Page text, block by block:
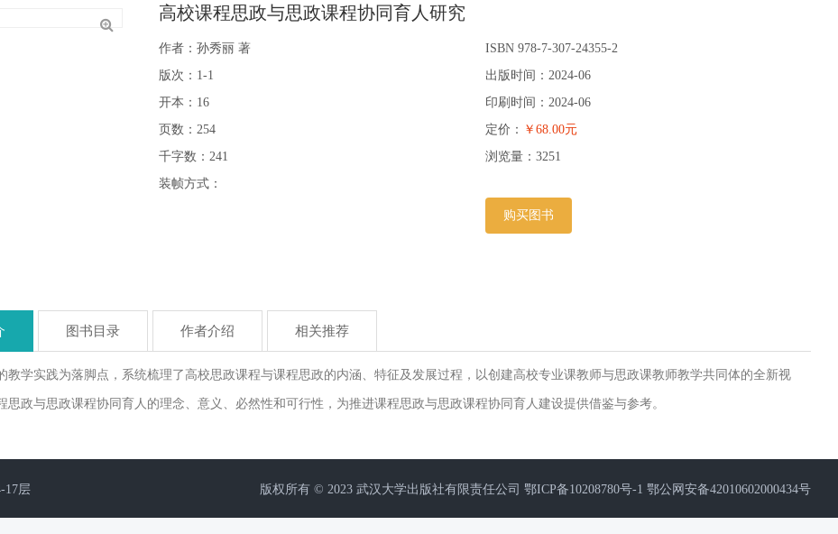
高校课程思政与思政课程协同育人研究
作者：孙秀丽 著
版次：1-1
开本：16
页数：254
千字数：241
装帧方式：
ISBN 978-7-307-24355-2
出版时间：2024-06
印刷时间：2024-06
定价： ￥68.00元
浏览量： 3251
购买图书
图书目录 作者介绍 相关推荐
教学实践为落脚点，系统梳理了高校思政课程与课程思政的内涵、特征及发展过程，以创建高校专业课教师与思政课教师教学共同体的全新视
思政与思政课程协同育人的理念、意义、必然性和可行性，为推进课程思政与思政课程协同育人建设提供借鉴与参考。
17层 版权所有 © 2023 武汉大学出版社有限责任公司 鄂ICP备10208780号-1 鄂公网安备42010602000434号